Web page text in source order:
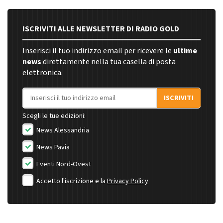
ISCRIVITI ALLE NEWSLETTER DI RADIO GOLD
Inserisci il tuo indirizzo email per ricevere le ultime
newsdirettamente nella tua casella di posta
elettronica.
Indirizzo email
ISCRIVITI
Scegli le tue edizioni:
News Alessandria
News Pavia
Eventi Nord-Ovest
Accetto l'iscrizione e la Privacy Policy